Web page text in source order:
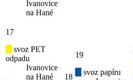
Ivanovice
na Hané
17
svoz PET
odpadu
Ivanovice
na Hané
18
19
svoz papíru